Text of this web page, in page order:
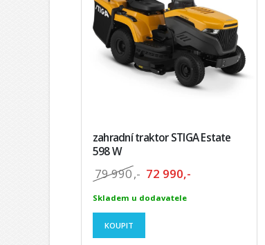
zahradní traktor STIGA Estate
598 W
79 990,- 72 990,-
Skladem u dodavatele
KOUPIT